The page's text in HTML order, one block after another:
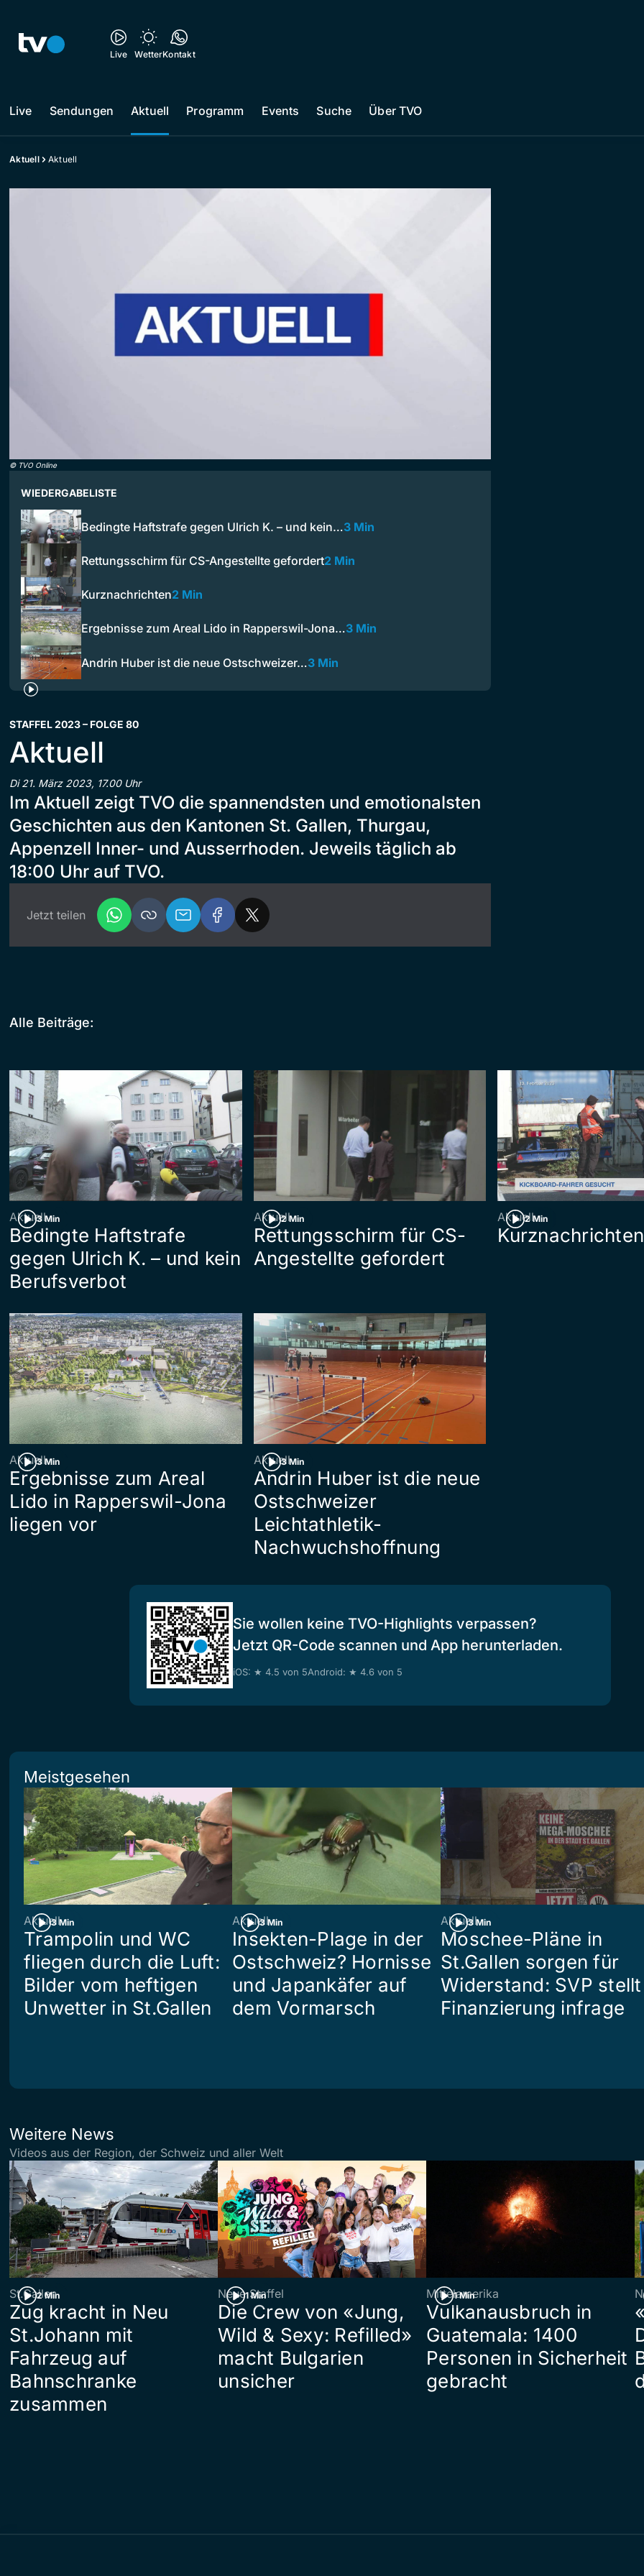
Live WetterKontakt
Live Sendungen Aktuell Programm Events Suche Über TVO
Aktuell Aktuell
© TVO Online
WIEDERGABELISTE
Bedingte Haftstrafe gegen Ulrich K. – und kein…3 Min
Rettungsschirm für CS-Angestellte gefordert2 Min
Kurznachrichten2 Min
Ergebnisse zum Areal Lido in Rapperswil-Jona…3 Min
Andrin Huber ist die neue Ostschweizer…3 Min
STAFFEL 2023 – FOLGE 80
Aktuell
Di 21. März 2023, 17.00 Uhr
Im Aktuell zeigt TVO die spannendsten und emotionalsten
Geschichten aus den Kantonen St. Gallen, Thurgau,
Appenzell Inner- und Ausserrhoden. Jeweils täglich ab
18:00 Uhr auf TVO.
Jetzt teilen
Alle Beiträge:
3 Min
Aktuell
Bedingte Haftstrafe
gegen Ulrich K. – und kein
Berufsverbot
2 Min
Aktuell
Rettungsschirm für CS-
Angestellte gefordert
2 Min
Aktuell
Kurznachrichten
3 Min
Aktuell
Ergebnisse zum Areal
Lido in Rapperswil-Jona
liegen vor
3 Min
Aktuell
Andrin Huber ist die neue
Ostschweizer
Leichtathletik-
Nachwuchshoffnung
Sie wollen keine TVO-Highlights verpassen?
Jetzt QR-Code scannen und App herunterladen.
iOS: ★ 4.5 von 5Android: ★ 4.6 von 5
Meistgesehen
3 Min
Aktuell
Trampolin und WC
fliegen durch die Luft:
Bilder vom heftigen
Unwetter in St.Gallen
3 Min
Aktuell
Insekten-Plage in der
Ostschweiz? Hornisse
und Japankäfer auf
dem Vormarsch
3 Min
Aktuell
Moschee-Pläne in
St.Gallen sorgen für
Widerstand: SVP stellt
Finanzierung infrage
Weitere News
Videos aus der Region, der Schweiz und aller Welt
2 Min
St.Gallen
Zug kracht in Neu
St.Johann mit
Fahrzeug auf
Bahnschranke
zusammen
1 Min
Neue Staffel
Die Crew von «Jung,
Wild & Sexy: Refilled»
macht Bulgarien
unsicher
1 Min
Mittelamerika
Vulkanausbruch in
Guatemala: 1400
Personen in Sicherheit
gebracht